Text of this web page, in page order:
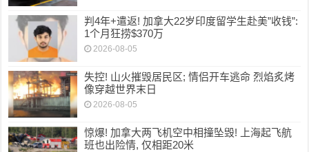
判4年+遣返! 加拿大22岁印度留学生赴美”收钱”:
1个月狂捞$370万
2026-08-05
失控! 山火摧毁居民区; 情侣开车逃命 烈焰炙烤
像穿越世界末日
2026-08-05
惊爆! 加拿大两飞机空中相撞坠毁! 上海起飞航
班也出险情, 仅相距20米